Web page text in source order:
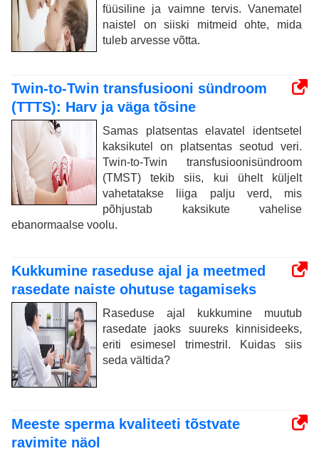
füüsiline ja vaimne tervis. Vanematel
naistel on siiski mitmeid ohte, mida
tuleb arvesse võtta.
Twin-to-Twin transfusiooni sündroom
(TTTS): Harv ja väga tõsine
Samas platsentas elavatel identsetel
kaksikutel on platsentas seotud veri.
Twin-to-Twin transfusioonisündroom
(TMST) tekib siis, kui ühelt küljelt
vahetatakse liiga palju verd, mis
põhjustab kaksikute vahelise
ebanormaalse voolu.
Kukkumine raseduse ajal ja meetmed
rasedate naiste ohutuse tagamiseks
Raseduse ajal kukkumine muutub
rasedate jaoks suureks kinnisideeks,
eriti esimesel trimestril. Kuidas siis
seda vältida?
Meeste sperma kvaliteeti tõstvate
ravimite näol